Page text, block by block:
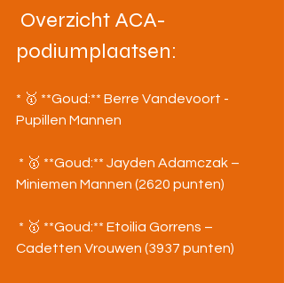
Overzicht ACA-
podiumplaatsen:
* 🥇 **Goud:** Berre Vandevoort -
Pupillen Mannen
* 🥇 **Goud:** Jayden Adamczak –
Miniemen Mannen (2620 punten)
* 🥇 **Goud:** Etoilia Gorrens –
Cadetten Vrouwen (3937 punten)